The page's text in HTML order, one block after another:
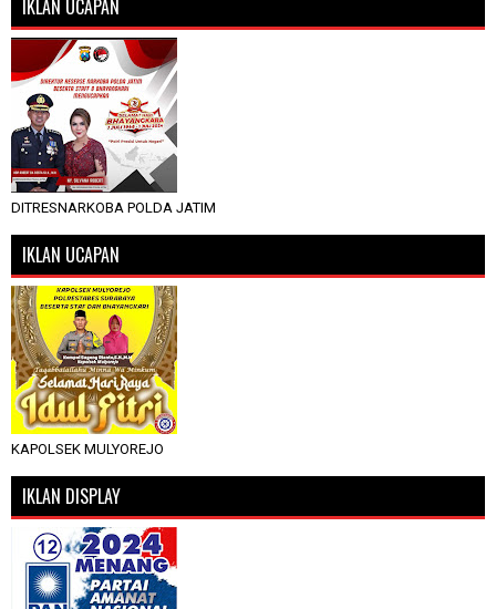
IKLAN UCAPAN
DITRESNARKOBA POLDA JATIM
IKLAN UCAPAN
KAPOLSEK MULYOREJO
IKLAN DISPLAY